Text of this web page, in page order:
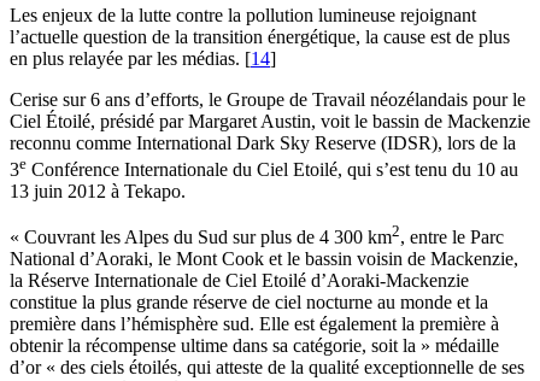
Les enjeux de la lutte contre la pollution lumineuse rejoignant
l’actuelle question de la transition énergétique, la cause est de plus
en plus relayée par les médias. [14]
Cerise sur 6 ans d’efforts, le Groupe de Travail néozélandais pour le
Ciel Étoilé, présidé par Margaret Austin, voit le bassin de Mackenzie
reconnu comme International Dark Sky Reserve (IDSR), lors de la
3e Conférence Internationale du Ciel Etoilé, qui s’est tenu du 10 au
13 juin 2012 à Tekapo.
« Couvrant les Alpes du Sud sur plus de 4 300 km2, entre le Parc
National d’Aoraki, le Mont Cook et le bassin voisin de Mackenzie,
la Réserve Internationale de Ciel Etoilé d’Aoraki-Mackenzie
constitue la plus grande réserve de ciel nocturne au monde et la
première dans l’hémisphère sud. Elle est également la première à
obtenir la récompense ultime dans sa catégorie, soit la » médaille
d’or « des ciels étoilés, qui atteste de la qualité exceptionnelle de ses